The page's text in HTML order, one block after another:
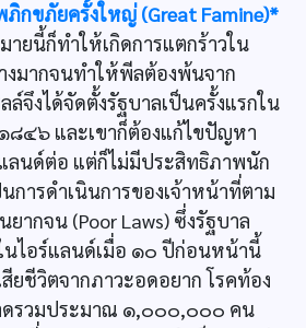
กขภัยครั้งใหญ่ (Great Famine)*
ยนี้ก็ทำให้เกิดการแตกร้าวใน
มากจนทำให้พีลต้องพ้นจาก
จึงได้จัดตั้งรัฐบาลเป็นครั้งแรกใน
๘๔๖ และเขาก็ต้องแก้ไขปัญหา
ลนด์ต่อ แต่ก็ไม่มีประสิทธิภาพนัก
การดำเนินการของเจ้าหน้าที่ตาม
ากจน (Poor Laws) ซึ่งรัฐบาล
นไอร์แลนด์เมื่อ ๑๐ ปีก่อนหน้านี้
ยชีวิตจากภาวะอดอยาก โรคท้อง
ดรวมประมาณ ๑,๐๐๐,๐๐๐ คน